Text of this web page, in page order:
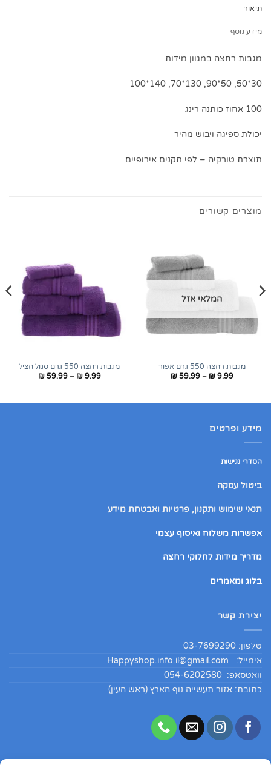
תיאור
מידע נוסף
מגבות רחצה במגוון מידות
30*50, 50*90, 130*70, 140*100
100 אחוז כותנה רינג
יכולת ספיגה ויבוש מהיר
תוצרת טורקיה – לפי תקנים אירופיים
מוצרים קשורים
המלאי אזל
מגבות רחצה 550 גרם אפור
₪9.99
–
₪59.99
⁦₪ 59.99⁩
מגבות רחצה 550 גרם סגול חציל
₪9.99
–
₪59.99
⁦₪ 59.99⁩
מידע ופרטים
הסדרי נגישות
ביטול עסקה
תנאי שימוש ותקנון, פרטיות ואבטחת מידע
אפשרות משלוח ואיסוף עצמי
מדריך מידות לחלוקי רחצה
בלוג ומאמרים
יצירת קשר
טלפון: 03-7699290
אימייל: Happyshop.info.il@gmail.com
וואטסאפ: 054-6202580
כתובת: אזור תעשייה נוף הארץ (ראש העין)